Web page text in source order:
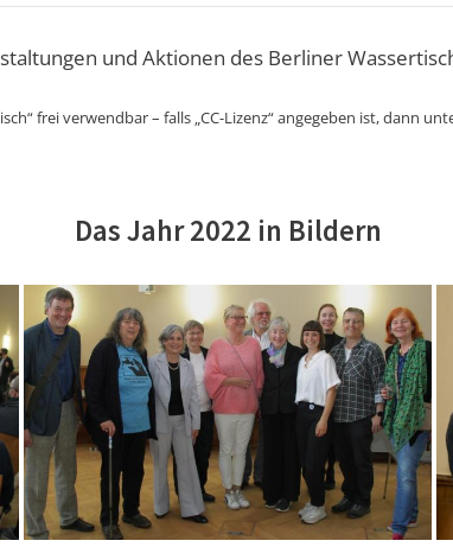
und Aktionen des Berliner
frei verwendbar – falls „CC-Lizenz“ angegeben ist, dann
Das Jahr 2022 in Bildern